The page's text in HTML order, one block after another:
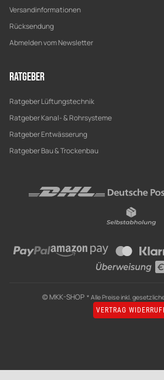
Versandinformationen
Rücksendung
Abmelden vom Newsletter
Ratgeber
Ratgeber Lüftungstechnik
Ratgeber Kanal- & Rohrsysteme
Ratgeber Entwässerung
Ratgeber Bau & Trockenbau
© MKK-SHOP* Alle Preise inkl.
VERTRAG